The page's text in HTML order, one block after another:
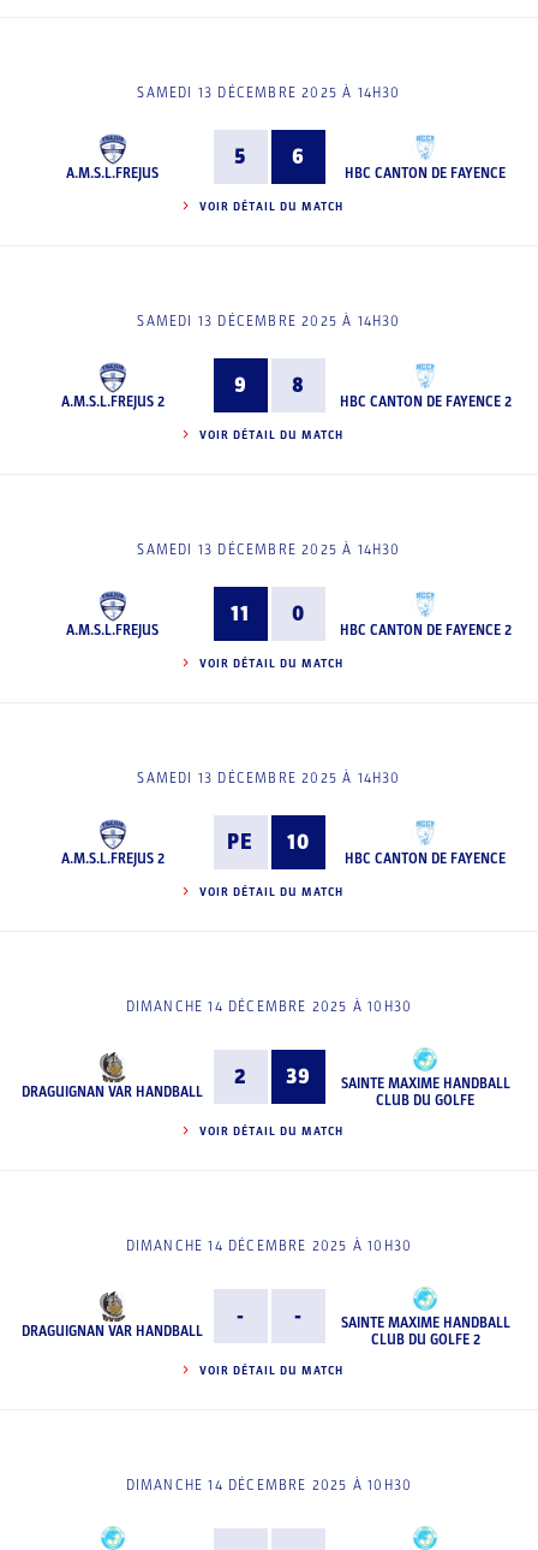
SAMEDI 13 DÉCEMBRE 2025 À 14H30
A.M.S.L.FREJUS
5 6
HBC CANTON DE FAYENCE
VOIR DÉTAIL DU MATCH
SAMEDI 13 DÉCEMBRE 2025 À 14H30
A.M.S.L.FREJUS 2
9 8
HBC CANTON DE FAYENCE 2
VOIR DÉTAIL DU MATCH
SAMEDI 13 DÉCEMBRE 2025 À 14H30
A.M.S.L.FREJUS
11 0
HBC CANTON DE FAYENCE 2
VOIR DÉTAIL DU MATCH
SAMEDI 13 DÉCEMBRE 2025 À 14H30
A.M.S.L.FREJUS 2
PE 10
HBC CANTON DE FAYENCE
VOIR DÉTAIL DU MATCH
DIMANCHE 14 DÉCEMBRE 2025 À 10H30
DRAGUIGNAN VAR HANDBALL
2 39
SAINTE MAXIME HANDBALL
CLUB DU GOLFE
VOIR DÉTAIL DU MATCH
DIMANCHE 14 DÉCEMBRE 2025 À 10H30
DRAGUIGNAN VAR HANDBALL
- -
SAINTE MAXIME HANDBALL
CLUB DU GOLFE 2
VOIR DÉTAIL DU MATCH
DIMANCHE 14 DÉCEMBRE 2025 À 10H30